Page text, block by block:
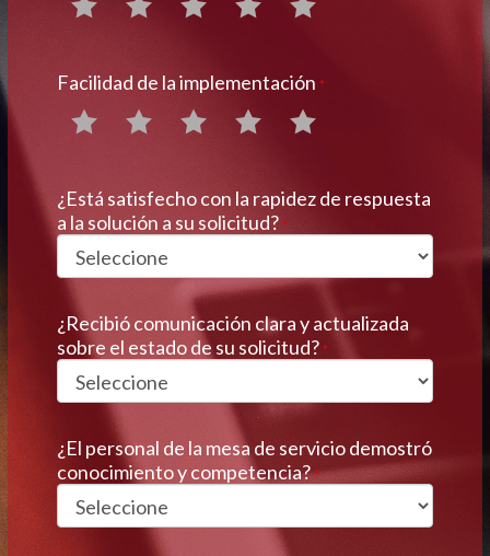
Facilidad de la implementación *
¿Está satisfecho con la rapidez de respuesta
a la solución a su solicitud? *
¿Recibió comunicación clara y actualizada
sobre el estado de su solicitud? *
¿El personal de la mesa de servicio demostró
conocimiento y competencia?*